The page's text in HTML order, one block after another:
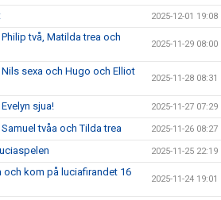
2025-12-01 19:08
två, Matilda trea och
2025-11-29 08:00
sexa och Hugo och Elliot
2025-11-28 08:31
sjua! 2025-11-27 07:29
tvåa och Tilda trea 2025-11-26 08:27
2025-11-25 22:19
och kom på luciafirandet 16
2025-11-24 19:01